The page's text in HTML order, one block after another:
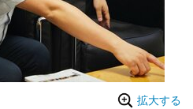
拡大する